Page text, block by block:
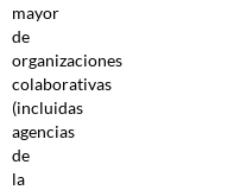
mayor
de
organizaciones
colaborativas
(incluidas
agencias
de
la